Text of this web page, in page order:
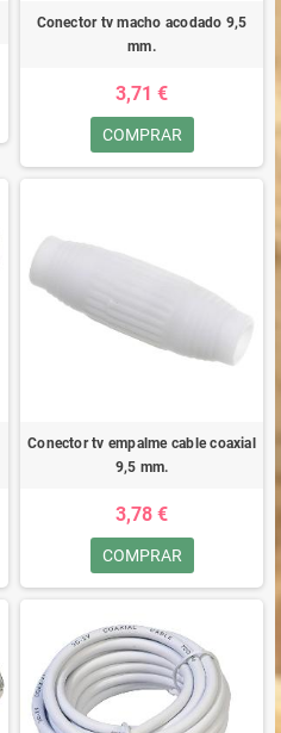
Conector tv macho acodado 9,5
mm.
3,71 €
COMPRAR
Conector tv empalme cable coaxial
9,5 mm.
3,78 €
COMPRAR